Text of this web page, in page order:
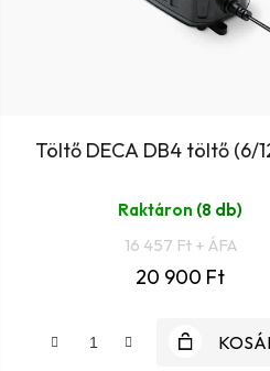
Töltő DECA DB4 töltő (6/
Raktáron (8 db)
16 457 Ft + ÁFA
20 900 Ft